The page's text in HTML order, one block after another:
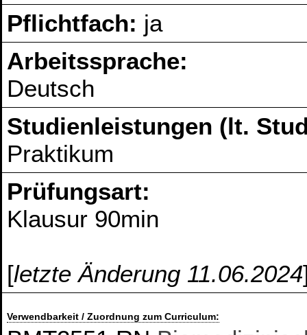
Pflichtfach: ja
Arbeitssprache:
Deutsch
Studienleistungen (lt.
Praktikum
Prüfungsart:
Klausur 90min
[letzte Änderung 11.06.2024
Verwendbarkeit / Zuordnung zum Curriculum: